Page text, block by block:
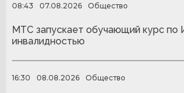
08:43 07.08.2026 Общество
МТС запускает обучающий курс по
инвалидностью
16:30 08.08.2026 Общество